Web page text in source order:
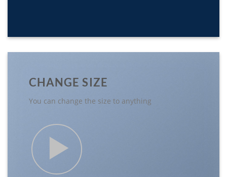
CHANGE SIZE
You can change the size to anything